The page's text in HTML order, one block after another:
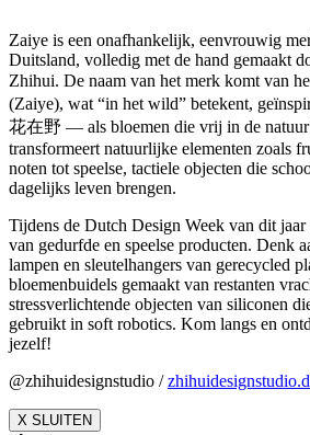
Zaiye is een onafhankelijk, eenvrouwig
Duitsland, volledig met de hand gemaakt
Zhihui. De naam van het merk komt van
(Zaiye), wat “in het wild” betekent,
花在野 — als bloemen die vrij in de
transformeert natuurlijke elementen zoals
noten tot speelse, tactiele objecten die
dagelijks leven brengen.
Tijdens de Dutch Design Week van dit jaar
van gedurfde en speelse producten. Denk
lampen en sleutelhangers van gerecycled
bloemenbuidels gemaakt van restanten
stressverlichtende objecten van siliconen
gebruikt in soft robotics. Kom langs en
jezelf!
@zhihuidesignstudio /
X SLUITEN